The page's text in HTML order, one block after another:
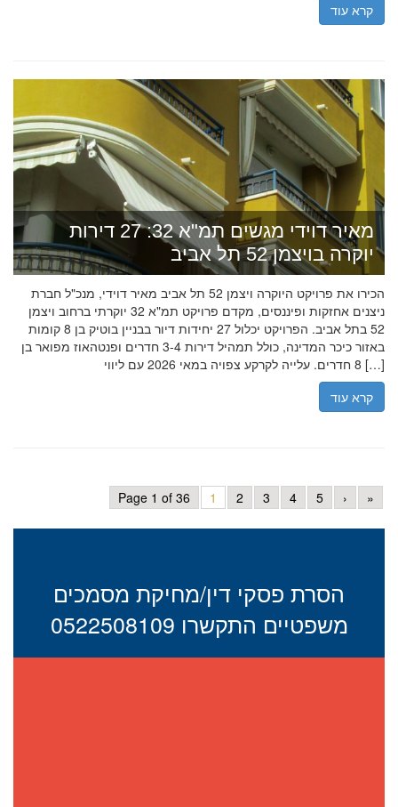
קרא עוד
מאיר דוידי מגשים תמ"א 32: 27 דירות
יוקרה בויצמן 52 תל אביב
הכירו את פרויקט היוקרה ויצמן 52 תל אביב מאיר דוידי, מנכ"ל חברת
ניצנים אחזקות ופיננסים, מקדם פרויקט תמ"א 32 יוקרתי ברחוב ויצמן
52 בתל אביב. הפרויקט יכלול 27 יחידות דיור בבניין בוטיק בן 8 קומות
באזור כיכר המדינה, כולל תמהיל דירות 3-4 חדרים ופנטהאוז מפואר בן
8 חדרים. עלייה לקרקע צפויה במאי 2026 עם ליווי […]
קרא עוד
Page 1 of 36 1 2 3 4 5 › »
הסרת פסקי דין/מחיקת מסמכים
משפטיים התקשרו 0522508109